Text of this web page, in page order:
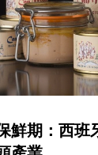
鮮期：西班